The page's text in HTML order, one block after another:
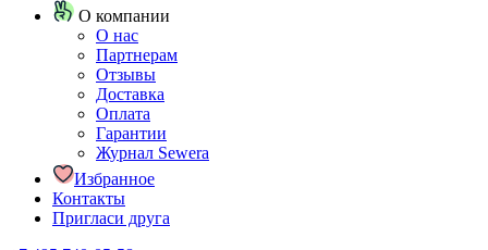
О компании
О нас
Партнерам
Отзывы
Доставка
Оплата
Гарантии
Журнал Sewera
Избранное
Контакты
Пригласи друга